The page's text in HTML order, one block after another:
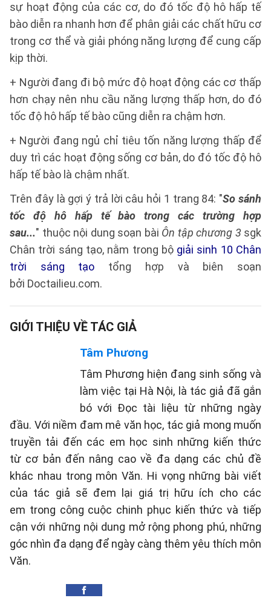
sự hoạt động của các cơ, do đó tốc độ hô hấp tế
bào diễn ra nhanh hơn để phân giải các chất hữu cơ
trong cơ thể và giải phóng năng lượng để cung cấp
kịp thời.
+ Người đang đi bộ mức độ hoạt động các cơ thấp
hơn chạy nên nhu cầu năng lượng thấp hơn, do đó
tốc độ hô hấp tế bào cũng diễn ra chậm hơn.
+ Người đang ngủ chỉ tiêu tốn năng lượng thấp để
duy trì các hoạt động sống cơ bản, do đó tốc độ hô
hấp tế bào là chậm nhất.
Trên đây là gợi ý trả lời câu hỏi 1 trang 84: "So sánh
tốc độ hô hấp tế bào trong các trường hợp
sau..." thuộc nội dung soạn bài Ôn tập chương 3 sgk
Chân trời sáng tạo, nằm trong bộ giải sinh 10 Chân
trời sáng tạo tổng hợp và biên soạn
bởi Doctailieu.com.
GIỚI THIỆU VỀ TÁC GIẢ
Tâm Phương
Tâm Phương hiện đang sinh sống và
làm việc tại Hà Nội, là tác giả đã gắn
bó với Đọc tài liệu từ những ngày
đầu. Với niềm đam mê văn học, tác giả mong muốn
truyền tải đến các em học sinh những kiến thức
từ cơ bản đến nâng cao về đa dạng các chủ đề
khác nhau trong môn Văn. Hi vọng những bài viết
của tác giả sẽ đem lại giá trị hữu ích cho các
em trong công cuộc chinh phục kiến thức và tiếp
cận với những nội dung mở rộng phong phú, những
góc nhìn đa dạng để ngày càng thêm yêu thích môn
Văn.